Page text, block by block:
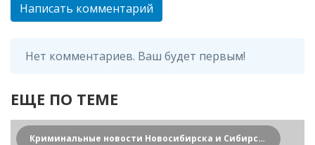
Написать комментарий
Нет комментариев. Ваш будет первым!
ЕЩЕ ПО ТЕМЕ
Криминальные новости Новосибирска и Сибирского региона